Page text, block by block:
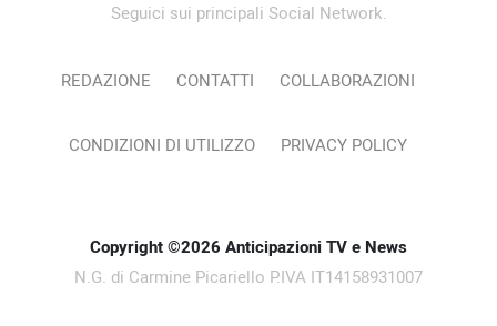
Seguici sui principali Social Network.
REDAZIONE CONTATTI COLLABORAZIONI
CONDIZIONI DI UTILIZZO PRIVACY POLICY
Copyright ©2026 Anticipazioni TV e News
N.G. di Carmine Picariello P.IVA IT14158931007